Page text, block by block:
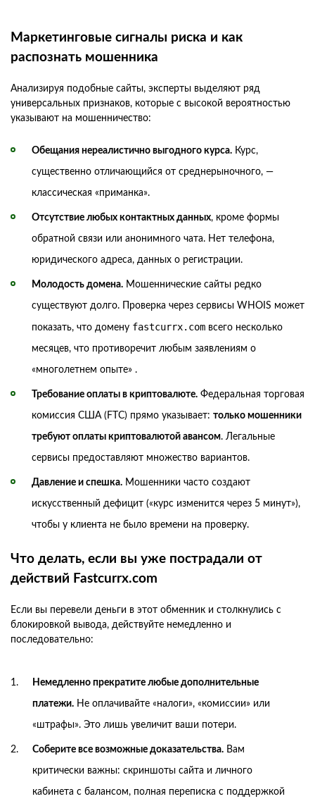
Маркетинговые сигналы риска и как
распознать мошенника
Анализируя подобные сайты, эксперты выделяют ряд
универсальных признаков, которые с высокой вероятностью
указывают на мошенничество:
Обещания нереалистично выгодного курса. Курс,
существенно отличающийся от среднерыночного, —
классическая «приманка».
Отсутствие любых контактных данных, кроме формы
обратной связи или анонимного чата. Нет телефона,
юридического адреса, данных о регистрации.
Молодость домена. Мошеннические сайты редко
существуют долго. Проверка через сервисы WHOIS может
показать, что домену fastcurrx.com всего несколько
месяцев, что противоречит любым заявлениям о
«многолетнем опыте» .
Требование оплаты в криптовалюте. Федеральная торговая
комиссия США (FTC) прямо указывает: только мошенники
требуют оплаты криптовалютой авансом. Легальные
сервисы предоставляют множество вариантов.
Давление и спешка. Мошенники часто создают
искусственный дефицит («курс изменится через 5 минут»),
чтобы у клиента не было времени на проверку.
Что делать, если вы уже пострадали от
действий Fastcurrx.com
Если вы перевели деньги в этот обменник и столкнулись с
блокировкой вывода, действуйте немедленно и
последовательно:
Немедленно прекратите любые дополнительные
платежи. Не оплачивайте «налоги», «комиссии» или
«штрафы». Это лишь увеличит ваши потери.
Соберите все возможные доказательства. Вам
критически важны: скриншоты сайта и личного
кабинета с балансом, полная переписка с поддержкой